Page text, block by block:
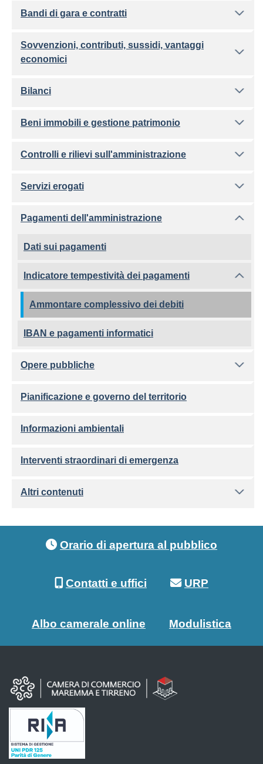
Bandi di gara e contratti
Sovvenzioni, contributi, sussidi, vantaggi
economici
Bilanci
Beni immobili e gestione patrimonio
Controlli e rilievi sull'amministrazione
Servizi erogati
Pagamenti dell'amministrazione
Dati sui pagamenti
Indicatore tempestività dei pagamenti
Ammontare complessivo dei debiti
IBAN e pagamenti informatici
Opere pubbliche
Pianificazione e governo del territorio
Informazioni ambientali
Interventi straordinari di emergenza
Altri contenuti
Orario di apertura al pubblico
Contatti e uffici URP
Albo camerale online Modulistica